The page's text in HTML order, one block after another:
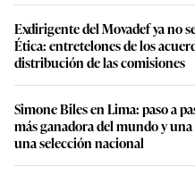
Exdirigente del Movadef ya no
Ética: entretelones de los
distribución de las comisiones
Simone Biles en Lima: paso a
más ganadora del mundo y
una selección nacional